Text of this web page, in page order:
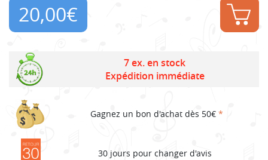
20,00€
7 ex. en stock
Expédition immédiate
Gagnez un bon d'achat dès 50€ *
30 jours pour changer d'avis